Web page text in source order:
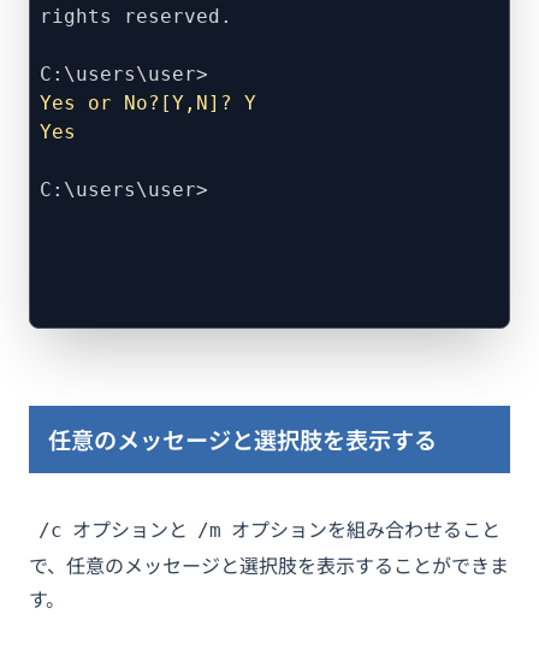
rights reserved.
C:\users\user>
Yes or No?[Y,N]? Y
Yes
C:\users\user>
任意のメッセージと選択肢を表示する
/c オプションと /m オプションを組み合わせること
で、任意のメッセージと選択肢を表示することができま
す。